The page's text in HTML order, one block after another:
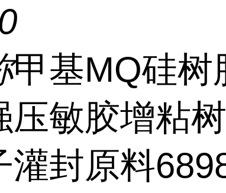
甲基MQ硅树
压敏胶增粘
灌封原料